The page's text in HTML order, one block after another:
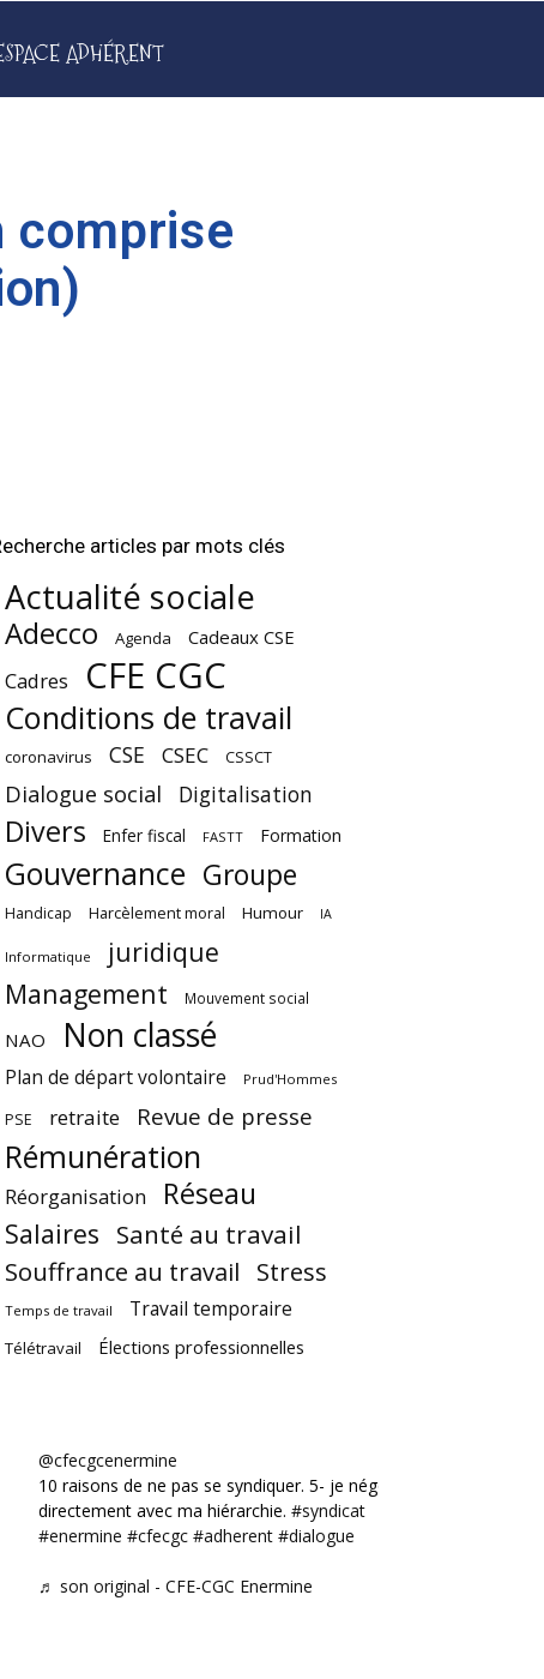
ADHÉRENT
comprise
articles par mots clés
Actualité sociale
Adecco Agenda Cadeaux CSE
Cadres CFE CGC
Conditions de travail
coronavirus CSE CSEC CSSCT
Dialogue social Digitalisation
Divers Enfer fiscal FASTT Formation
Gouvernance Groupe
Handicap Harcèlement moral Humour IA
Informatique
juridique
Management
Mouvement social
NAO Non classé
Plan de départ volontaire Prud'Hommes
PSE retraite Revue de presse
Rémunération
Réorganisation Réseau
Salaires Santé au travail
Souffrance au travail Stress
Temps de travail Travail temporaire
Télétravail Élections professionnelles
@cfecgcenermine
10 raisons de ne pas se syndiquer. 5- je négocie
directement avec ma hiérarchie. #syndicat
#enermine #cfecgc #adherent #dialogue
♬ son original - CFE-CGC Enermine